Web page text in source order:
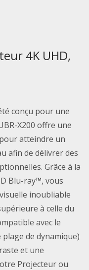
4K UHD,
conçu pour une
X200 offre une
atteindre un
afin de délivrer des
Grâce à la
Blu-ray™, vous
inoubliable
à celle du
avec le
de dynamique)
et une
Projecteur ou